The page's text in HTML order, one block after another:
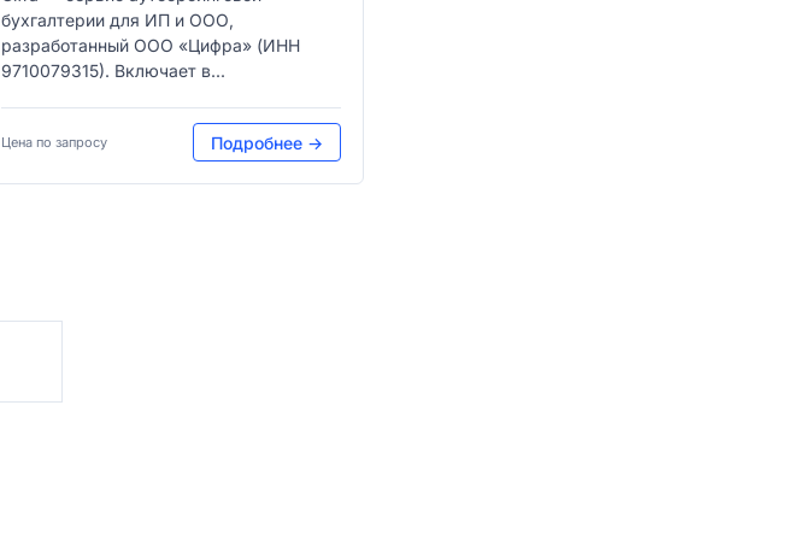
бухгалтерии для ИП и ООО,
разработанный ООО «Цифра» (ИНН
9710079315). Включает в...
Цена по запросу Подробнее →